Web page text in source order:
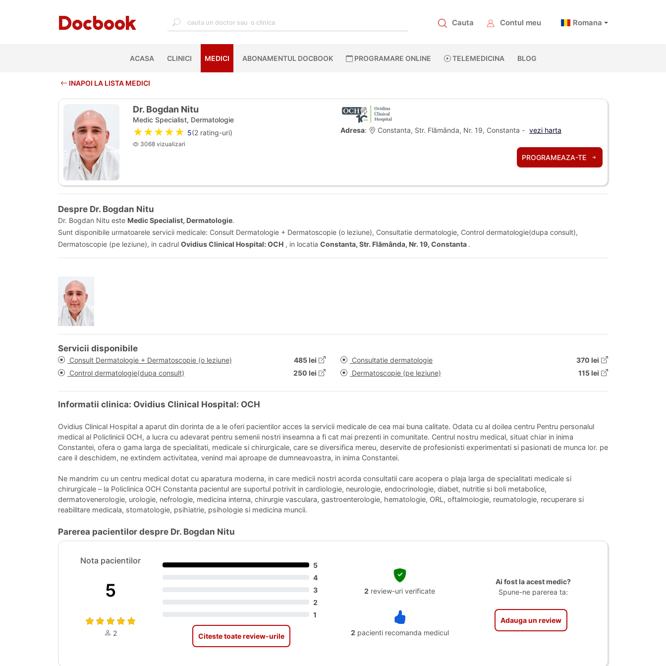
Cauta Contul meu Romana
ACASA(CURRENT)
CLINICI MEDICI ABONAMENTUL DOCBOOK PROGRAMARE ONLINE TELEMEDICINA BLOG
INAPOI LA LISTA MEDICI
Dr. Bogdan Nitu
Medic Specialist, Dermatologie
★★★★★ 5(2rating-uri)
3068 vizualizari
Adresa: Constanta, Str. Flămânda, Nr. 19, Constanta - vezi harta
PROGRAMEAZA-TE
Despre Dr. Bogdan Nitu
Dr. Bogdan Nitu este Medic Specialist, Dermatologie.
Sunt disponibile urmatoarele servicii medicale: Consult Dermatologie + Dermatoscopie (o leziune), Consultatie dermatologie, Control dermatologie(dupa consult),
Dermatoscopie (pe leziune), in cadrul Ovidius Clinical Hospital: OCH , in locatia Constanta, Str. Flămânda, Nr. 19, Constanta .
Servicii disponibile
Consult Dermatologie + Dermatoscopie (o leziune) 485 lei Consultatie dermatologie
370 lei
Control dermatologie(dupa consult)
250 lei Dermatoscopie (pe leziune) 115 lei
Informatii clinica: Ovidius Clinical Hospital: OCH
Ovidius Clinical Hospital a aparut din dorinta de a le oferi pacientilor acces la servicii medicale de cea mai buna calitate. Odata cu al doilea centru Pentru personalul
medical al Policlinicii OCH, a lucra cu adevarat pentru semenii nostri inseamna a fi cat mai prezenti in comunitate. Centrul nostru medical, situat chiar in inima
Constantei, ofera o gama larga de specialitati, medicale si chirurgicale, care se diversifica mereu, deservite de profesionisti experimentati si pasionati de munca lor. pe
care il deschidem, ne extindem activitatea, venind mai aproape de dumneavoastra, in inima Constantei.
Ne mandrim cu un centru medical dotat cu aparatura moderna, in care medicii nostri acorda consultatii care acopera o plaja larga de specialitati medicale si
chirurgicale – la Policlinica OCH Constanta pacientul are suportul potrivit in cardiologie, neurologie, endocrinologie, diabet, nutritie si boli metabolice,
dermatovenerologie, urologie, nefrologie, medicina interna, chirurgie vasculara, gastroenterologie, hematologie, ORL, oftalmologie, reumatologie, recuperare si
reabilitare medicala, stomatologie, psihiatrie, psihologie si medicina muncii.
Parerea pacientilor despre Dr. Bogdan Nitu
Nota pacientilor
5
2
5
4
3
2
1
Citeste toate review-urile
2 review-uri verificate
2 pacienti recomanda medicul
Ai fost la acest medic?
Spune-ne parerea ta:
Adauga un review